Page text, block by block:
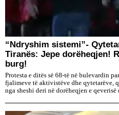
“Ndryshim sistemi”-
Tiranës: Jepe dorëheqjen!
burg!
Protesta e ditës së 68-të në bulevardin
fjalimeve të aktivistëve dhe qytetarëve,
nga sheshi deri në dorëheqjen e